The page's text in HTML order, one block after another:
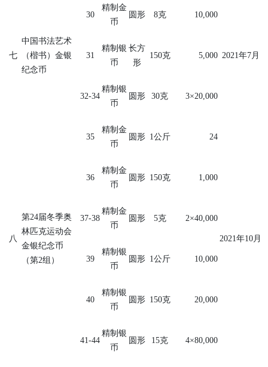
七
中国书法艺术
（楷书）金银
纪念币
30
精制金
币
圆形 8克 10,000
2021年7月
31
精制银
币
长方
形
150克 5,000
32-34
精制银
币
圆形 30克 3×20,000
八
第24届冬季奥
林匹克运动会
金银纪念币
（第2组）
35
精制金
币
圆形 1公斤 24
2021年10 月
36
精制金
币
圆形 150克 1,000
37-38
精制金
币
圆形 5克 2×40,000
39
精制银
币
圆形 1公斤 10,000
40
精制银
币
圆形 150克 20,000
41-44
精制银
币
圆形 15克 4×80,000